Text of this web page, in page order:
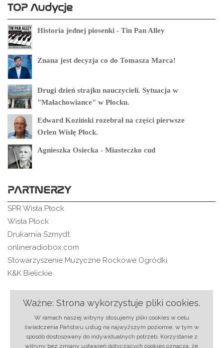
TOP Audycje
Historia jednej piosenki - Tin Pan Alley
Znana jest decyzja co do Tomasza Marca!
Drugi dzień strajku nauczycieli. Sytuacja w
"Małachowiance" w Płocku.
Edward Koziński rozebrał na części pierwsze
Orlen Wisłę Płock.
Agnieszka Osiecka - Miasteczko cud
PARTNERZY
SPR Wisła Płock
Wisła Płock
Drukarnia Szmydt
onlineradiobox.com
Stowarzyszenie Muzyczne Rockowe Ogródki
K&K Bielickie
Ważne: Strona wykorzystuje pliki cookies.
W ramach naszej witryny stosujemy pliki cookies w celu
świadczenia Państwu usług na najwyższym poziomie, w tym w
sposób dostosowany do indywidualnych potrzeb. Korzystanie z
witryny bez zmiany ustawień dotyczących cookies oznacza, że
O nas|Regulamin|Ochrona danych|Reklama
RSS |Kontakt
© 2018 rmixx.pl | Projekt i realizacja:Strony